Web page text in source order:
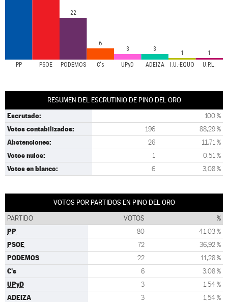
PP PSOE PODEMOS C's UPyD ADEIZA I.U.-EQUO U.P.L.
22
6
3 3
1 1
RESUMEN DEL ESCRUTINIO DE PINO DEL ORO
Escrutado: 100 %
Votos contabilizados: 196 88,29 %
Abstenciones: 26 11,71 %
Votos nulos: 1 0,51 %
Votos en blanco: 6 3,08 %
VOTOS POR PARTIDOS EN PINO DEL ORO
PARTIDO VOTOS %
PP 80 41,03 %
PSOE 72 36,92 %
PODEMOS 22 11,28 %
C's 6 3,08 %
UPyD 3 1,54 %
ADEIZA 3 1,54 %